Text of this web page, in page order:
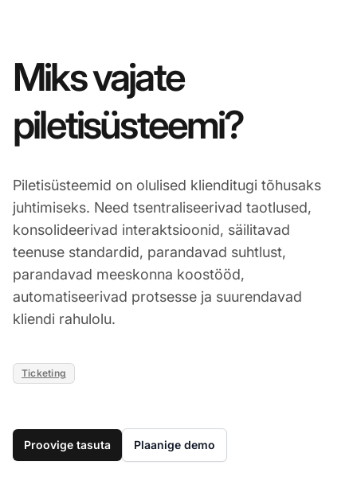
Miks vajate
piletisüsteemi?
Piletisüsteemid on olulised klienditugi tõhusaks
juhtimiseks. Need tsentraliseerivad taotlused,
konsolideerivad interaktsioonid, säilitavad
teenuse standardid, parandavad suhtlust,
parandavad meeskonna koostööd,
automatiseerivad protsesse ja suurendavad
kliendi rahulolu.
Ticketing
Proovige tasuta Plaanige demo